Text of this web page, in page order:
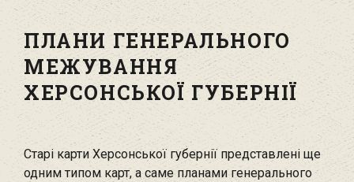
ПЛАНИ ГЕНЕРАЛЬНОГО
МЕЖУВАННЯ
ХЕРСОНСЬКОЇ ГУБЕРНІЇ
Старі карти Херсонської губернії представлені ще
одним типом карт, а саме планами генерального